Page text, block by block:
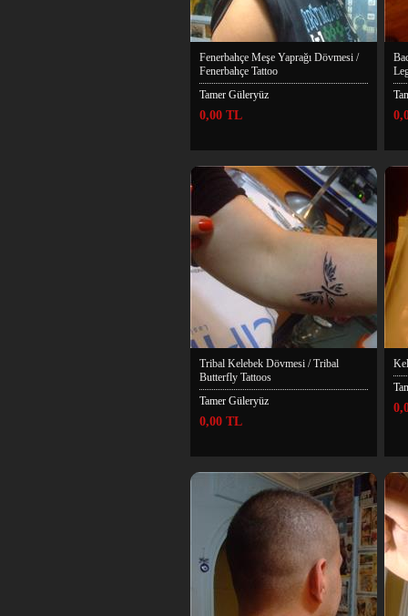
Fenerbahçe Meşe Yaprağı Dövmesi /
Fenerbahçe Tattoo
Tamer Güleryüz
0,00 TL
Tribal Kelebek Dövmesi / Tribal
Butterfly Tattoos
Tamer Güleryüz
0,00 TL